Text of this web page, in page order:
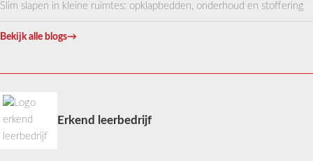
Slim slapen in kleine ruimtes: opklapbedden, onderhoud en stoffering
Bekijk alle blogs→
Erkend leerbedrijf